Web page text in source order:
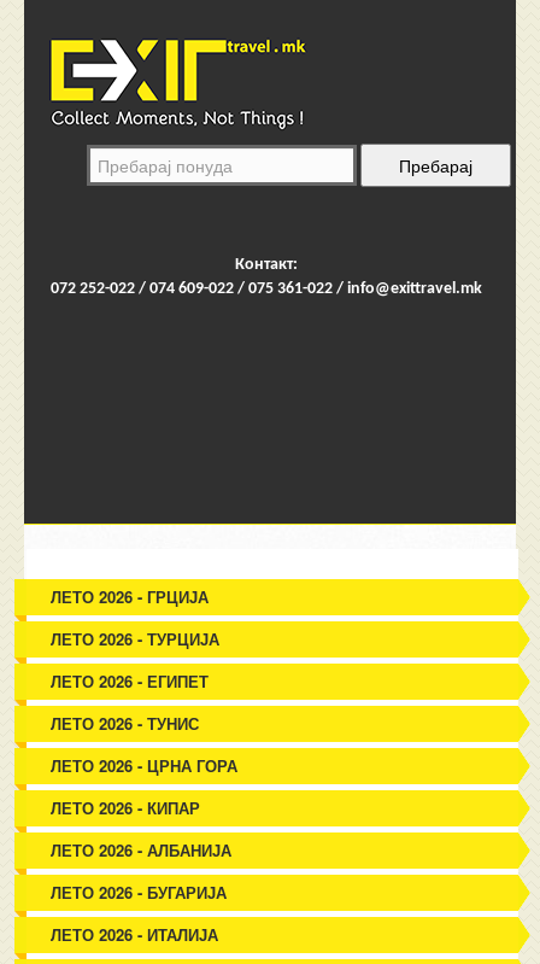
Контакт:
072 252-022 / 074 609-022 / 075 361-022 / info@exittravel.mk
ЛЕТО 2026 - ГРЦИЈА
ЛЕТО 2026 - ТУРЦИЈА
ЛЕТО 2026 - ЕГИПЕТ
ЛЕТО 2026 - ТУНИС
ЛЕТО 2026 - ЦРНА ГОРА
ЛЕТО 2026 - КИПАР
ЛЕТО 2026 - АЛБАНИЈА
ЛЕТО 2026 - БУГАРИЈА
ЛЕТО 2026 - ИТАЛИЈА